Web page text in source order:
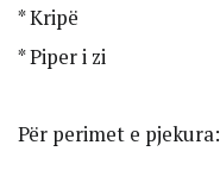
* Kripë
* Piper i zi
Për perimet e pjekura: